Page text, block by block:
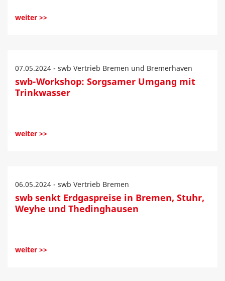
weiter >>
07.05.2024 - swb Vertrieb Bremen und Bremerhaven
swb-Workshop: Sorgsamer Umgang mit
Trinkwasser
weiter >>
06.05.2024 - swb Vertrieb Bremen
swb senkt Erdgaspreise in Bremen, Stuhr,
Weyhe und Thedinghausen
weiter >>